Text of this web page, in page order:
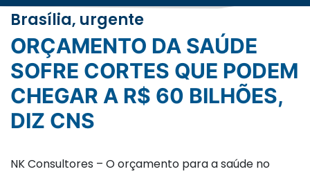
Brasília, urgente
ORÇAMENTO DA SAÚDE
SOFRE CORTES QUE PODEM
CHEGAR A R$ 60 BILHÕES,
DIZ CNS
NK Consultores – O orçamento para a saúde no